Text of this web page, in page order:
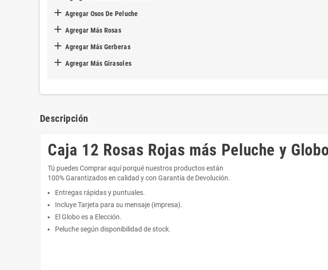
 Agregar Osos De Peluche
 Agregar Más Rosas
 Agregar Más Gerberas
 Agregar Más Girasoles
Descripción
Caja 12 Rosas Rojas más Peluche y
Tú puedes Comprar aquí porqué nuestros productos están
100% Garantizados en calidad y con Garantía de Devolución.
Entregas rápidas y puntuales.
Incluye Tarjeta para su mensaje (impresa).
El Globo es a Elección.
Peluche según disponibilidad de stock.